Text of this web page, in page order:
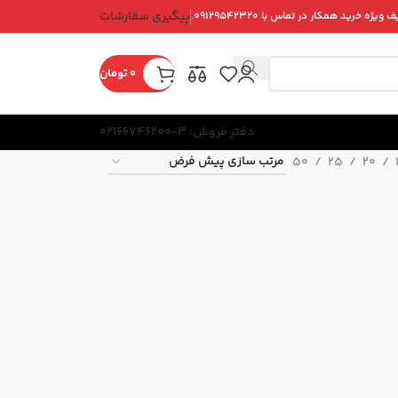
خرید همکار در تماس با ۰۹۱۲۹۵۴۲۳۲۰. پیگیری سفارشات
0 تومان
دفتر فروش: 3-02166746200
20
25
50